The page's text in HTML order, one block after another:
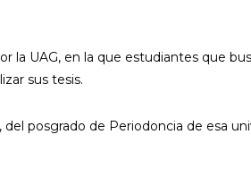
la UAG, en la que estudiantes que
sus tesis.
, del posgrado de Periodoncia de esa